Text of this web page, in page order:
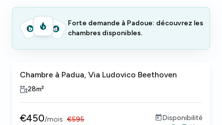
Forte demande à Padoue: découvrez les
chambres disponibles.
Chambre à Padua, Via Ludovico Beethoven
28m²
€450/mois €595
Disponibilité